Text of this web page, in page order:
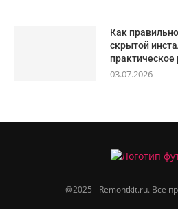
Как
скрытой
практическое
03.07.2026
@2025 - Remontkit.ru. Все